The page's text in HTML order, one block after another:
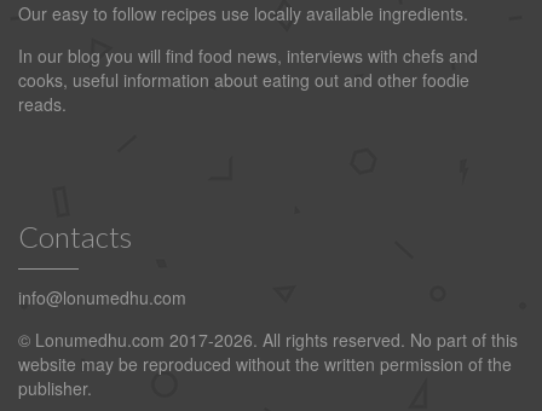
Our easy to follow recipes use locally available ingredients.
In our blog you will find food news, interviews with chefs and
cooks, useful information about eating out and other foodie
reads.
Contacts
info@lonumedhu.com
© Lonumedhu.com 2017-2026. All rights reserved. No part of this
website may be reproduced without the written permission of the
publisher.